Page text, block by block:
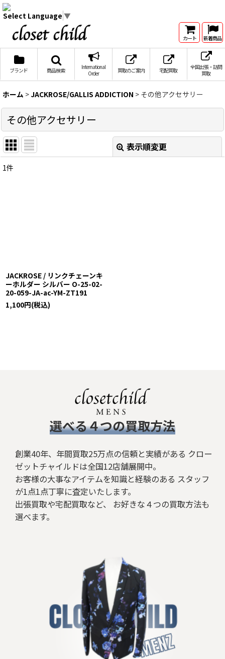
Select Language ▼
カート 新着商品
ブランド 商品検索
International
Order
買取のご案内 宅配買取
全国出張・訪問
買取
ホーム > JACKROSE/GALLIS ADDICTION > その他アクセサリー
その他アクセサリー
表示順変更
1件
JACKROSE / リンクチェーンキ
ーホルダー シルバー O-25-02-
20-059-JA-ac-YM-ZT191
1,100円(税込)
​選べる４つの買取方法
創業40年、年間買取25万点の信頼と実績がある クロー
ゼットチャイルドは全国12店舗展開中。
お客様の大事なアイテムを知識と経験のある スタッフ
が1点1点丁寧に査定いたします。
出張買取や宅配買取など、 お好きな４つの買取方法も
選べます。